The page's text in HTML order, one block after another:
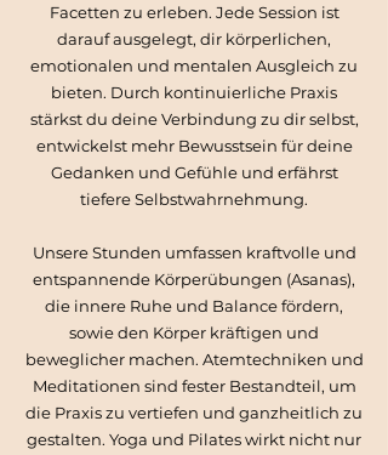
Facetten zu erleben. Jede Session ist
darauf ausgelegt, dir körperlichen,
emotionalen und mentalen Ausgleich zu
bieten. Durch kontinuierliche Praxis
stärkst du deine Verbindung zu dir selbst,
entwickelst mehr Bewusstsein für deine
Gedanken und Gefühle und erfährst
tiefere Selbstwahrnehmung.
Unsere Stunden umfassen kraftvolle und
entspannende Körperübungen (Asanas),
die innere Ruhe und Balance fördern,
sowie den Körper kräftigen und
beweglicher machen. Atemtechniken und
Meditationen sind fester Bestandteil, um
die Praxis zu vertiefen und ganzheitlich zu
gestalten. Yoga und Pilates wirkt nicht nur